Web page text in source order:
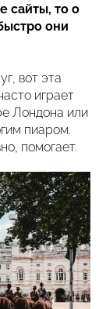
сайты, то о
они
вот эта
играет
Лондона или
пиаром.
помогает.